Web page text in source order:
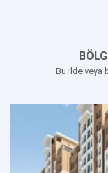
Bu ilde veya